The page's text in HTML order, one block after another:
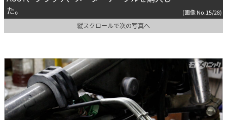
た。
(画像 No.15/28)
縦スクロールで次の写真へ